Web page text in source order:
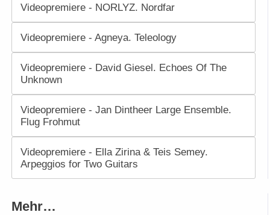
Videopremiere - NORLYZ. Nordfar
Videopremiere - Agneya. Teleology
Videopremiere - David Giesel. Echoes Of The
Unknown
Videopremiere - Jan Dintheer Large Ensemble.
Flug Frohmut
Videopremiere - Ella Zirina & Teis Semey.
Arpeggios for Two Guitars
Mehr…